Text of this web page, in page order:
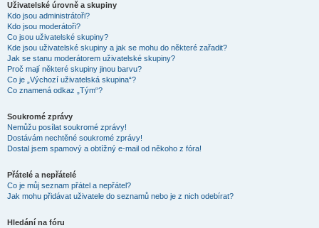
Uživatelské úrovně a skupiny
Kdo jsou administrátoři?
Kdo jsou moderátoři?
Co jsou uživatelské skupiny?
Kde jsou uživatelské skupiny a jak se mohu do některé zařadit?
Jak se stanu moderátorem uživatelské skupiny?
Proč mají některé skupiny jinou barvu?
Co je „Výchozí uživatelská skupina“?
Co znamená odkaz „Tým“?
Soukromé zprávy
Nemůžu posílat soukromé zprávy!
Dostávám nechtěné soukromé zprávy!
Dostal jsem spamový a obtížný e-mail od někoho z fóra!
Přátelé a nepřátelé
Co je můj seznam přátel a nepřátel?
Jak mohu přidávat uživatele do seznamů nebo je z nich odebírat?
Hledání na fóru